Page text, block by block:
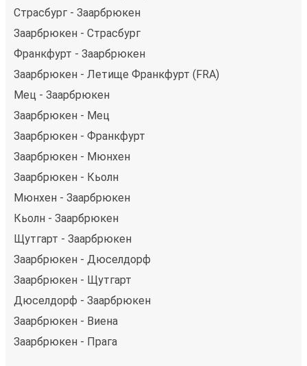
Страсбург - Заарбрюкен
Заарбрюкен - Страсбург
Франкфурт - Заарбрюкен
Заарбрюкен - Летище Франкфурт (FRA)
Мец - Заарбрюкен
Заарбрюкен - Мец
Заарбрюкен - Франкфурт
Заарбрюкен - Мюнхен
Заарбрюкен - Кьолн
Мюнхен - Заарбрюкен
Кьолн - Заарбрюкен
Щутгарт - Заарбрюкен
Заарбрюкен - Дюселдорф
Заарбрюкен - Щутгарт
Дюселдорф - Заарбрюкен
Заарбрюкен - Виена
Заарбрюкен - Прага